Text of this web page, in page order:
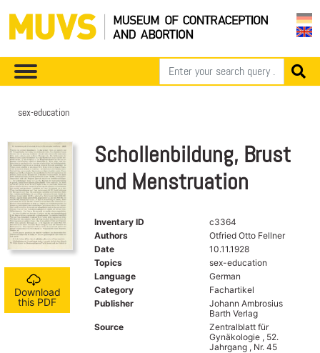
sex-education
Download
this PDF
Schollenbildung, Brust
und Menstruation
Inventary ID
c3364
Authors
Otfried Otto Fellner
Date
10.11.1928
Topics
sex-education
Language
German
Category
Fachartikel
Publisher
Johann Ambrosius
Barth Verlag
Source
Zentralblatt für
Gynäkologie , 52.
Jahrgang , Nr. 45